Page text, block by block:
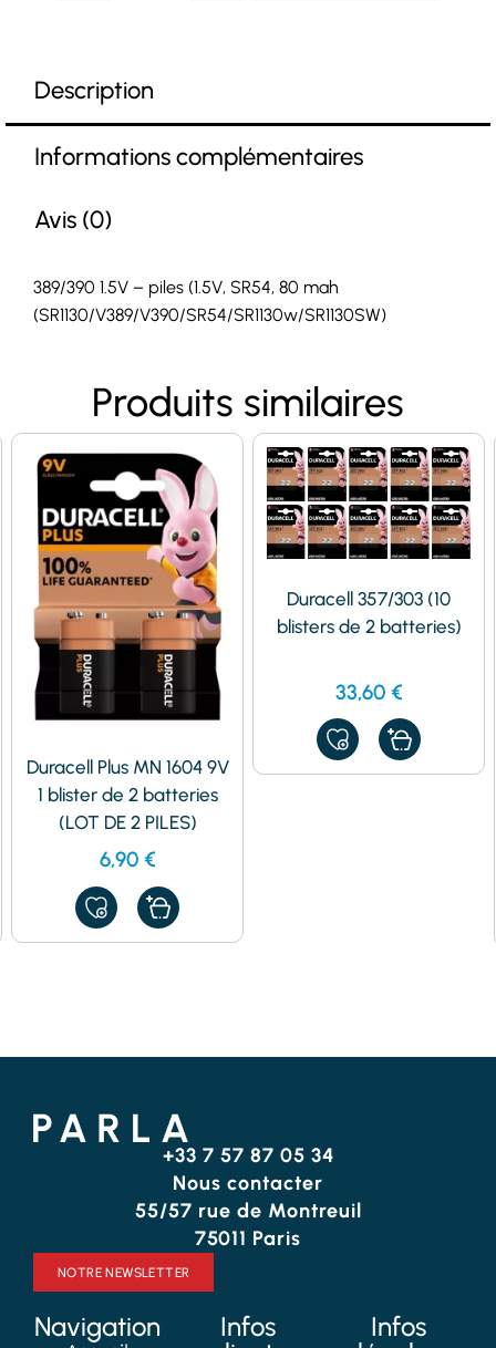
Description
Informations complémentaires
Avis (0)
389/390 1.5V – piles (1.5V, SR54, 80 mah
(SR1130/V389/V390/SR54/SR1130w/SR1130SW)
Produits similaires
Duracell Plus MN 1604 9V
1 blister de 2 batteries
(LOT DE 2 PILES)
6,90 €
AJOUTER
À
MES
Duracell 357/303 (10
blisters de 2 batteries)
33,60 €
AJOUTER
À
MES
+33 7 57 87 05 34
Nous contacter
55/57 rue de Montreuil
75011 Paris
NOTRE NEWSLETTER
Navigation
Infos
Infos